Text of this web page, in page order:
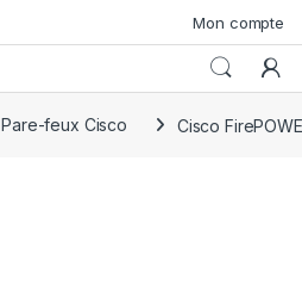
Mon compte
Pare-feux Cisco Cisco